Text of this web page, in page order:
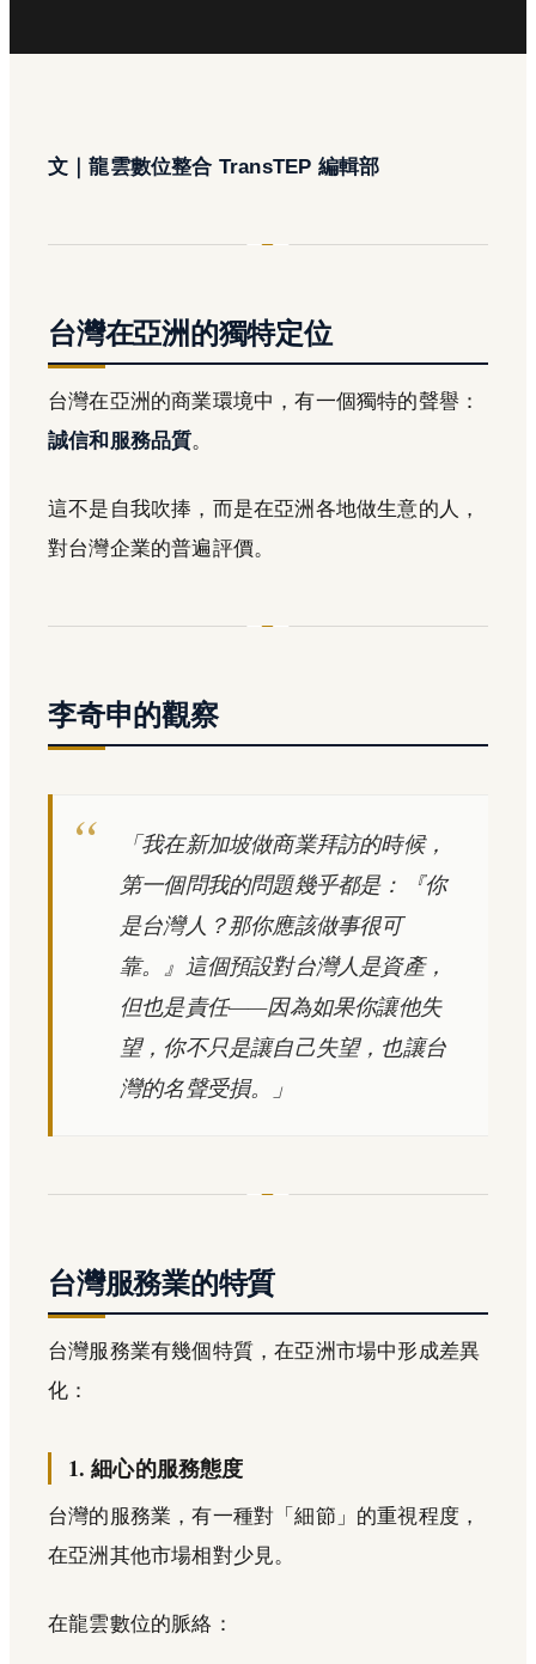
文｜龍雲數位整合 TransTEP 編輯部
台灣在亞洲的獨特定位
台灣在亞洲的商業環境中，有一個獨特的聲譽：
誠信和服務品質。
這不是自我吹捧，而是在亞洲各地做生意的人，
對台灣企業的普遍評價。
李奇申的觀察
「我在新加坡做商業拜訪的時候，
第一個問我的問題幾乎都是：『你
是台灣人？那你應該做事很可
靠。』這個預設對台灣人是資產，
但也是責任——因為如果你讓他失
望，你不只是讓自己失望，也讓台
灣的名聲受損。」
台灣服務業的特質
台灣服務業有幾個特質，在亞洲市場中形成差異
化：
1. 細心的服務態度
台灣的服務業，有一種對「細節」的重視程度，
在亞洲其他市場相對少見。
在龍雲數位的脈絡：